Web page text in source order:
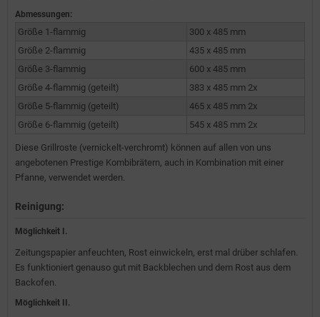
Abmessungen:
Größe 1-flammig
300 x 485 mm
Größe 2-flammig
435 x 485 mm
Größe 3-flammig
600 x 485 mm
Größe 4-flammig (geteilt)
383 x 485 mm 2x
Größe 5-flammig (geteilt)
465 x 485 mm 2x
Größe 6-flammig (geteilt)
545 x 485 mm 2x
Diese Grillroste (vernickelt-verchromt) können auf allen von uns
angebotenen Prestige Kombibrätern, auch in Kombination mit einer
Pfanne, verwendet werden.
Reinigung:
Möglichkeit I.
Zeitungspapier anfeuchten, Rost einwickeln, erst mal drüber schlafen.
Es funktioniert genauso gut mit Backblechen und dem Rost aus dem
Backofen.
Möglichkeit II.